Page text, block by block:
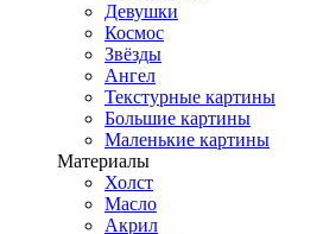
Девушки
Космос
Звёзды
Ангел
Текстурные картины
Большие картины
Маленькие картины
Материалы
Холст
Масло
Акрил